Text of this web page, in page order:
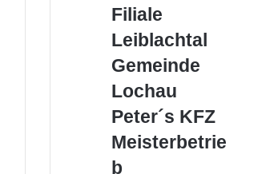
–
Leiblachtal
Filiale
Leiblachtal
Gemeinde
Gemeinde
Lochau
Peter
KFZ
Meisterbetrieb
Peter´s KFZ
Meisterbetrie
b